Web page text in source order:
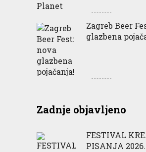
Zagreb Beer
glazbena
Zadnje objavljeno
FESTIVAL
PISANJA 2026.